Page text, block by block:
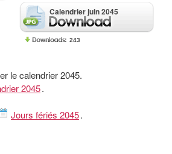
Calendrier juin 2045
243
le calendrier 2045.
2045.
Jours fériés 2045.